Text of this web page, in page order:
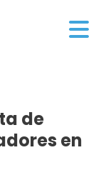
de
en